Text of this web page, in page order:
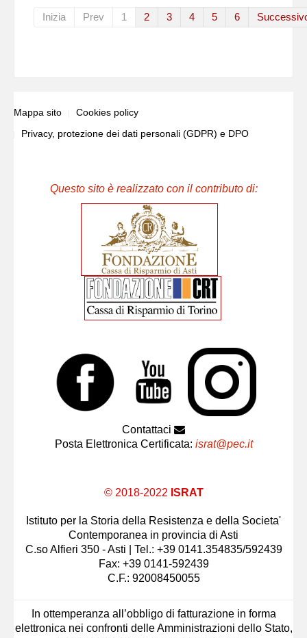
Inizia Prev 1 2 3 4 5 6
Mappa sito
Cookies policy
Privacy, protezione dei dati personali (GDPR) e DPO
Questo sito è realizzato con il contributo di:
Contattaci
Posta Elettronica Certificata: israt@pec.it
© 2018-2022 ISRAT
Istituto per la Storia della Resistenza e della Societa'
Contemporanea in provincia di Asti
C.so Alfieri 350 - Asti | Tel.: +39 0141.354835/592439
Fax: +39 0141-592439
C.F.: 92008450055
In ottemperanza all’obbligo di fatturazione in forma
elettronica nei confronti delle Amministrazioni dello Stato,